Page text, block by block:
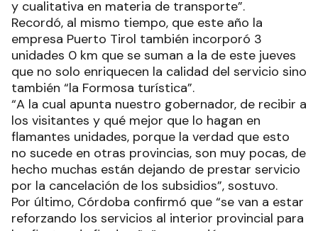
y cualitativa en materia de transporte”.
Recordó, al mismo tiempo, que este año la
empresa Puerto Tirol también incorporó 3
unidades 0 km que se suman a la de este jueves
que no solo enriquecen la calidad del servicio sino
también “la Formosa turística”.
“A la cual apunta nuestro gobernador, de recibir a
los visitantes y qué mejor que lo hagan en
flamantes unidades, porque la verdad que esto
no sucede en otras provincias, son muy pocas, de
hecho muchas están dejando de prestar servicio
por la cancelación de los subsidios”, sostuvo.
Por último, Córdoba confirmó que “se van a estar
reforzando los servicios al interior provincial para